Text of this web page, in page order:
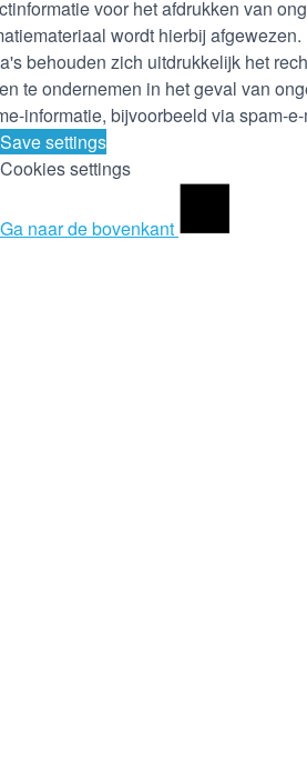
voor het afdrukken van
wordt hierbij
behouden zich uitdrukkelijk het
te ondernemen in het geval van
informatie, bijvoorbeeld via spam-
Save settings
Cookies settings
Ga naar de bovenkant